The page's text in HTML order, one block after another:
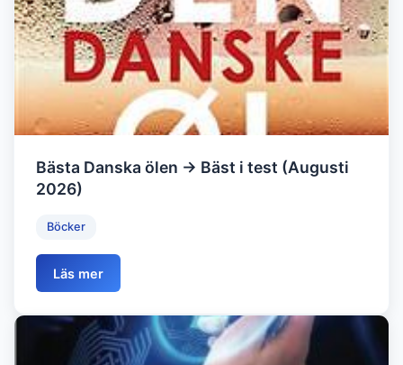
Bästa Danska ölen → Bäst i test (Augusti
2026)
Böcker
Läs mer